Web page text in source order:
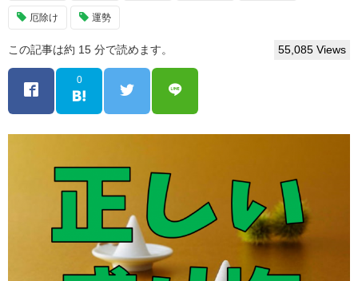
厄除け 運勢
この記事は約 15 分で読めます。 55,085 Views
0